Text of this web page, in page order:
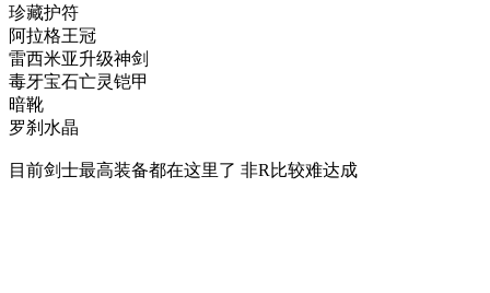
珍藏护符
阿拉格王冠
雷西米亚升级神剑
毒牙宝石亡灵铠甲
暗靴
罗刹水晶
目前剑士最高装备都在这里了 非R比较难达成